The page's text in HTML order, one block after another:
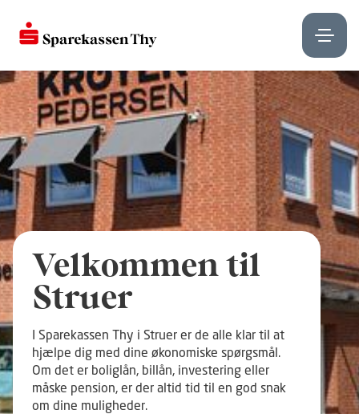
Velkommen til
Struer
I Sparekassen Thy i Struer er de alle klar til at
hjælpe dig med dine økonomiske spørgsmål.
Om det er boliglån, billån, investering eller
måske pension, er der altid tid til en god snak
om dine muligheder.